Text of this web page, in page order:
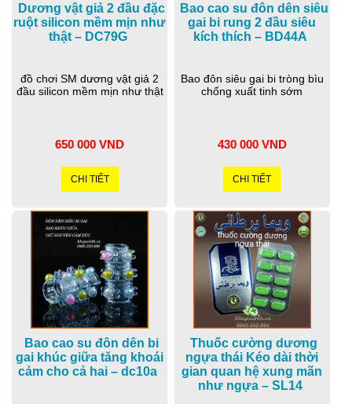
Dương vật giả 2 đầu đặc
ruột silicon mềm mịn như
thật – DC79G
đồ chơi SM dương vật giả 2
đầu silicon mềm mịn như thật
650 000 VND
CHI TIẾT
Bao cao su đôn dên siêu
gai bi rung 2 đầu siêu
kích thích – BD44A
Bao đôn siêu gai bi tròng bìu
chống xuất tinh sớm
430 000 VND
CHI TIẾT
Bao cao su đôn dên bi
gai khúc giữa tăng khoái
cảm cho cả hai – dc10a
Thuốc cường dương
ngựa thái Kéo dài thời
gian quan hệ xung mãn
như ngựa – SL14